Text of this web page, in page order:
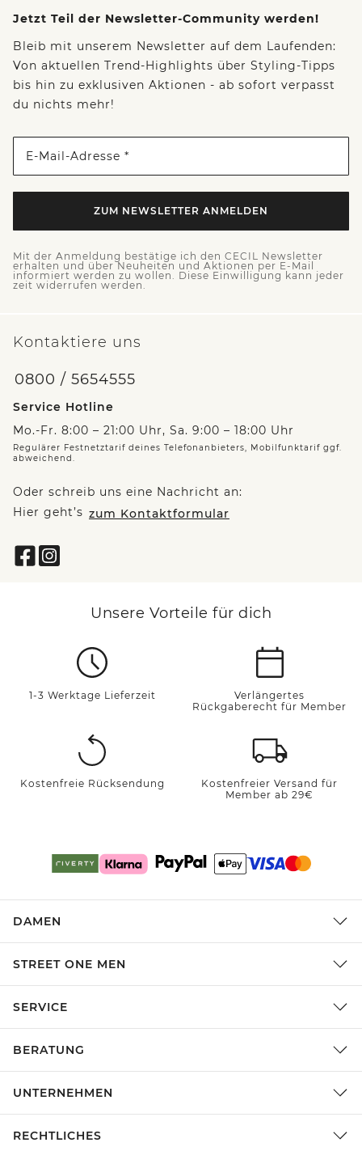
Jetzt Teil der Newsletter-Community werden!
Bleib mit unserem Newsletter auf dem Laufenden:
Von aktuellen Trend-Highlights über Styling-Tipps
bis hin zu exklusiven Aktionen - ab sofort verpasst
du nichts mehr!
E-Mail-Adresse *
ZUM NEWSLETTER ANMELDEN
Mit der Anmeldung bestätige ich den CECIL Newsletter
erhalten und über Neuheiten und Aktionen per E-Mail
informiert werden zu wollen. Diese Einwilligung kann jeder
zeit widerrufen werden.
Kontaktiere uns
0800 / 5654555
Service Hotline
Mo.-Fr. 8:00 – 21:00 Uhr, Sa. 9:00 – 18:00 Uhr
Regulärer Festnetztarif deines Telefonanbieters, Mobilfunktarif ggf.
abweichend.
Oder schreib uns eine Nachricht an:
Hier geht’s zum Kontaktformular
Unsere Vorteile für dich
1-3 Werktage Lieferzeit
Verlängertes
Rückgaberecht für Member
Kostenfreie Rücksendung
Kostenfreier Versand für
Member ab 29€
DAMEN
STREET ONE MEN
SERVICE
BERATUNG
UNTERNEHMEN
RECHTLICHES